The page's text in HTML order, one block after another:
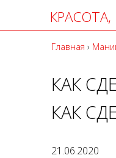
Главная ›
КАК
КАК
21.06.2020